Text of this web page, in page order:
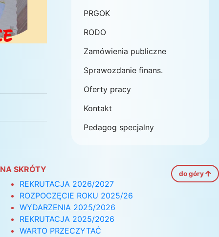
PRGOK
RODO
Zamówienia publiczne
Sprawozdanie finans.
Oferty pracy
Kontakt
Pedagog specjalny
NA SKRÓTY do góry
REKRUTACJA 2026/2027
ROZPOCZĘCIE ROKU 2025/26
WYDARZENIA 2025/2026
REKRUTACJA 2025/2026
WARTO PRZECZYTAĆ